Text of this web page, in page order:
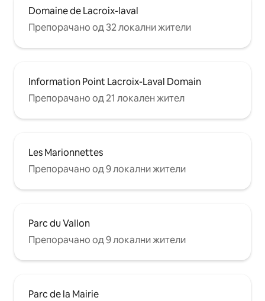
Domaine de Lacroix-laval
Препорачано од 32 локални жители
Information Point Lacroix-Laval Domain
Препорачано од 21 локален жител
Les Marionnettes
Препорачано од 9 локални жители
Parc du Vallon
Препорачано од 9 локални жители
Parc de la Mairie